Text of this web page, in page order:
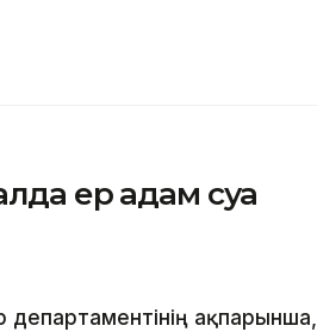
ер адам суға
ақпарынша,